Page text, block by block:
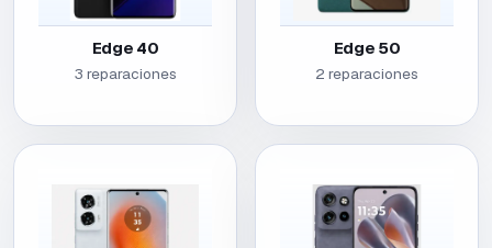
Edge 40
3 reparaciones
Edge 50
2 reparaciones